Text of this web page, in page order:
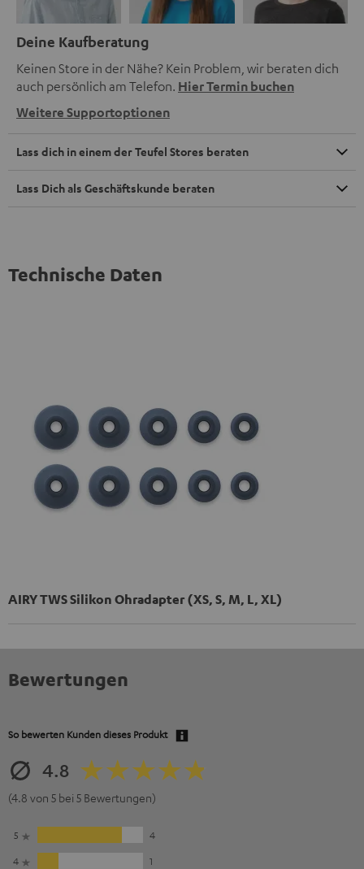
Deine Kaufberatung
Keinen Store in der Nähe? Kein Problem, wir beraten dich
auch persönlich am Telefon. Hier Termin buchen
Weitere Supportoptionen
Lass dich in einem der Teufel Stores beraten
Lass Dich als Geschäftskunde beraten
Technische Daten
AIRY TWS Silikon Ohradapter (XS, S, M, L, XL)
Bewertungen
So bewerten Kunden dieses Produkt
4.8
(4.8 von 5 bei 5 Bewertungen)
5
4
4
1